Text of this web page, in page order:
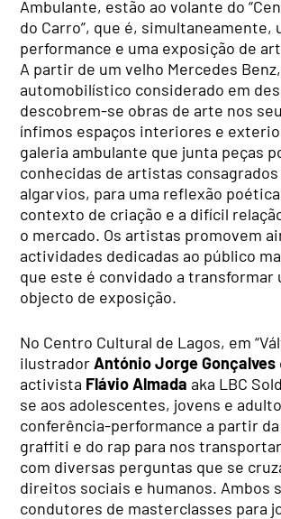
Ambulante, estão ao volante do
do Carro”, que é, simultaneamente,
performance e uma exposição de
A partir de um velho Mercedes
automobilístico considerado em
descobrem-se obras de arte nos
ínfimos espaços interiores e
galeria ambulante que junta peças
conhecidas de artistas
algarvios, para uma reflexão
contexto de criação e a difícil
o mercado. Os artistas promovem
actividades dedicadas ao público
que este é convidado a transformar
objecto de exposição.
No Centro Cultural de Lagos, em
ilustradorAntónio Jorge Gonçalves
activista Flávio Almada aka LBC
se aos adolescentes, jovens e
conferência-performance a partir
graffiti e do rap para nos
com diversas perguntas que se
direitos sociais e humanos. Ambos
condutores de masterclasses para